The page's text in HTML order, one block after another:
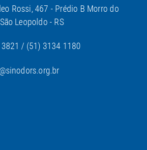
Rossi, 467 - Prédio B Morro do
Leopoldo - RS
/ (51) 3134 1180